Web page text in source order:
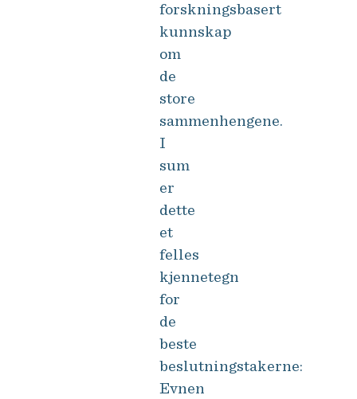
forskningsbasert
kunnskap
om
de
store
sammenhengene.
I
sum
er
dette
et
felles
kjennetegn
for
de
beste
beslutningstakerne:
Evnen